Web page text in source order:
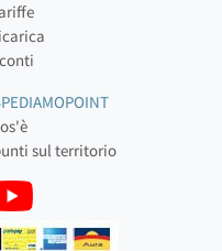
sul territorio